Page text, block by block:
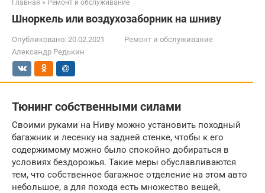
Главная » Ремонт и обслуживание
Шноркель или воздухозаборник на шниву
Опубликовано: 20.02.2021
Ремонт и обслуживание
Александр Редькин
Тюнинг собственными силами
Своими руками на Ниву можно установить походный
багажник и лесенку на задней стенке, чтобы к его
содержимому можно было спокойно добираться в
условиях бездорожья. Такие меры обуславливаются
тем, что собственное багажное отделение на этом авто
небольшое, а для похода есть множество вещей,